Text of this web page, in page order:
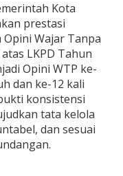
Kota
prestasi
Wajar Tanpa
LKPD Tahun
Opini WTP ke-
dan ke-12 kali
konsistensi
tata kelola
dan sesuai